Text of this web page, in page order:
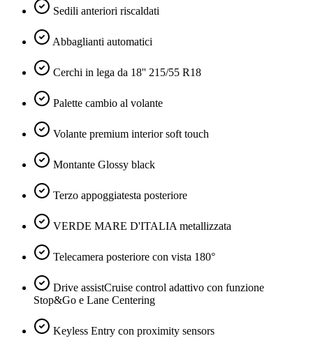
Sedili anteriori riscaldati
Abbaglianti automatici
Cerchi in lega da 18'' 215/55 R18
Palette cambio al volante
Volante premium interior soft touch
Montante Glossy black
Terzo appoggiatesta posteriore
VERDE MARE D'ITALIA metallizzata
Telecamera posteriore con vista 180°
Drive assistCruise control adattivo con funzione
Stop&Go e Lane Centering
Keyless Entry con proximity sensors